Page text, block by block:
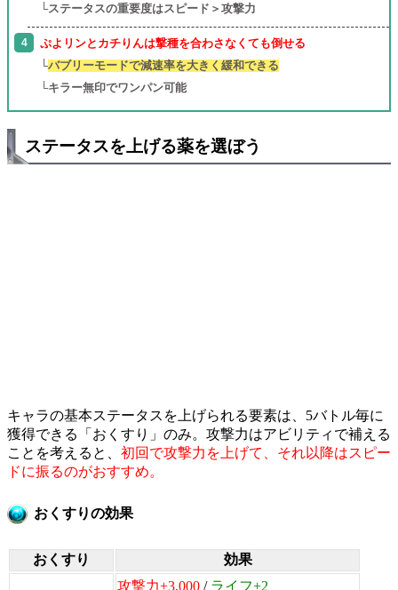
└ステータスの重要度はスピード＞攻撃力
ぷよリンとカチりんは撃種を合わさなくても倒せる
└バブリーモードで減速率を大きく緩和できる
└キラー無印でワンパン可能
ステータスを上げる薬を選ぼう
キャラの基本ステータスを上げられる要素は、5バトル毎に
獲得できる「おくすり」のみ。攻撃力はアビリティで補える
ことを考えると、 初回で攻撃力を上げて、それ以降はスピー
ドに振るのがおすすめ。
おくすりの効果
おくすり 効果
攻撃力+3,000 / ライフ+2